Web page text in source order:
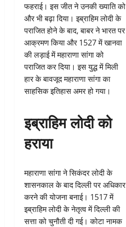
फहराई। इस जीत ने उनकी ख्याति को
और भी बढ़ा दिया। इब्राहिम लोदी के
पराजित होने के बाद, बाबर ने भारत पर
आक्रमण किया और 1527 में खानवा
की लड़ाई में महाराणा सांगा को
पराजित कर दिया। इस युद्ध में मिली
हार के बावजूद महाराणा सांगा का
साहसिक इतिहास अमर हो गया।
इब्राहिम लोदी को
हराया
महाराणा सांगा ने सिकंदर लोदी के
शासनकाल के बाद दिल्ली पर अधिकार
करने की योजना बनाई। 1517 में
इब्राहिम लोदी के नेतृत्व में दिल्ली की
सत्ता को चुनौती दी गई। कोटा नामक